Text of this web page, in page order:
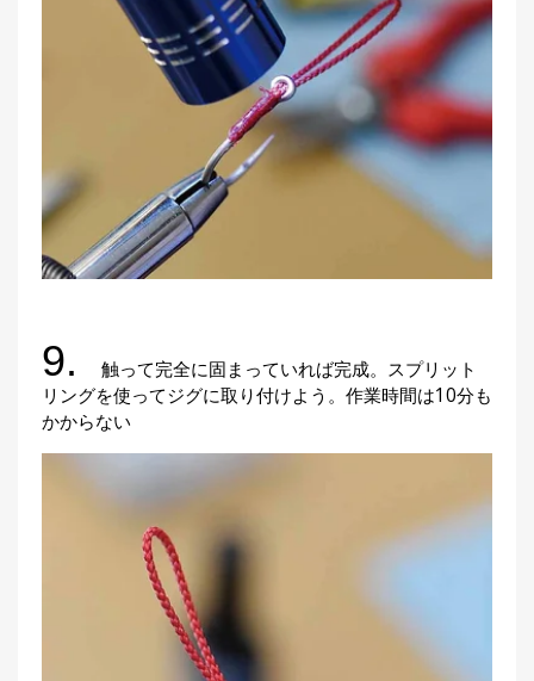
9.
触って完全に固まっていれば完成。スプリット
リングを使ってジグに取り付けよう。作業時間は10分も
かからない